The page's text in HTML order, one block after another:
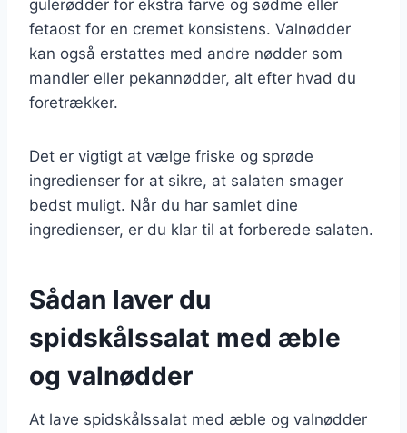
gulerødder for ekstra farve og sødme eller
fetaost for en cremet konsistens. Valnødder
kan også erstattes med andre nødder som
mandler eller pekannødder, alt efter hvad du
foretrækker.
Det er vigtigt at vælge friske og sprøde
ingredienser for at sikre, at salaten smager
bedst muligt. Når du har samlet dine
ingredienser, er du klar til at forberede salaten.
Sådan laver du
spidskålssalat med æble
og valnødder
At lave spidskålssalat med æble og valnødder